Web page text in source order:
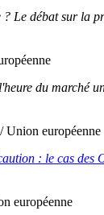
Le débat sur la
du marché
Union européenne
: le cas des
européenne